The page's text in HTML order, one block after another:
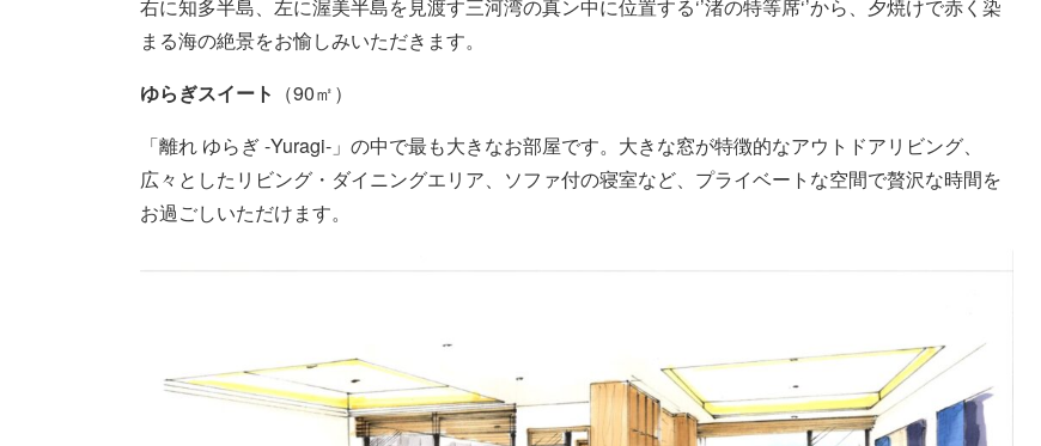
右に知多半島、左に渥美半島を見渡す三河湾の真ン中に位置する‘’渚の特等席‘’から、夕焼けで赤く染
まる海の絶景をお愉しみいただきます。
ゆらぎスイート （90㎡）
「離れ ゆらぎ -Yuragi-」の中で最も大きなお部屋です。大きな窓が特徴的なアウトドアリビング、
広々としたリビング・ダイニングエリア、ソファ付の寝室など、プライベートな空間で贅沢な時間を
お過ごしいただけます。